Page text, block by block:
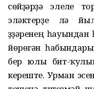
сөйҙәрҙә элеүле
эләктерҙе лә
үҙҙәренең
йөрөгән
бер юлы бит-
кереште. Урман